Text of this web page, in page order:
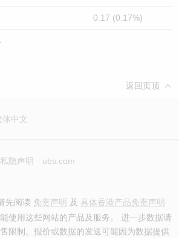
0.17 (0.17%)
返回页顶
体中文
私隐声明 ubs.com
先阅读 免责声明 及 具体香港产品免责声明
使用这些网站的产品及服务。 进一步数据请
限制。报价或数据的发送可能因为数据提供